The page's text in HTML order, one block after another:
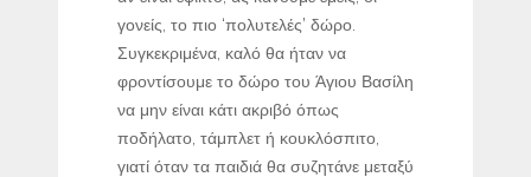
γονείς, το πιο ‘πολυτελές’ δώρο.
Συγκεκριμένα, καλό θα ήταν να
φροντίσουμε το δώρο του Άγιου Βασίλη
να μην είναι κάτι ακριβό όπως
ποδήλατο, τάμπλετ ή κουκλόσπιτο,
γιατί όταν τα παιδιά θα συζητάνε μεταξύ